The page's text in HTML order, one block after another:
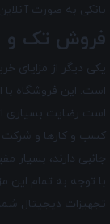
بانکی به صورت
فروش تک و
است. این فروشگاه با
است رضایت بسیاری
کسب و کارها و شرکت‌
جانبی دارند، بسیار
تجهیزات دیجیتال